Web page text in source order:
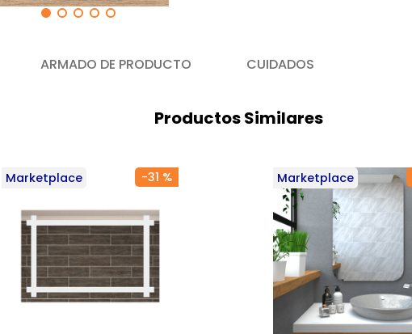
ARMADO DE PRODUCTO CUIDADOS
Productos Similares
Marketplace -31 % Marketplace